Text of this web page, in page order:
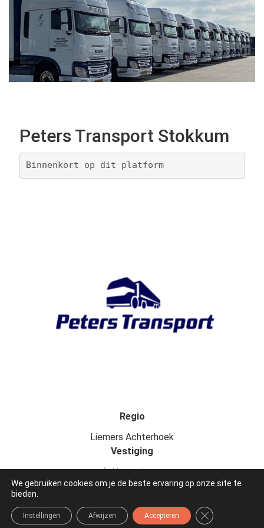
Peters Transport Stokkum
Binnenkort op dit platform
Regio
Liemers Achterhoek
Vestiging
‘s Heerenberg
GA NAAR DE VACATURESITE
We gebruiken cookies om je de beste ervaring op onze site te
bieden.
Accepteren
Afwijzen
Instellingen Sluit AVG/